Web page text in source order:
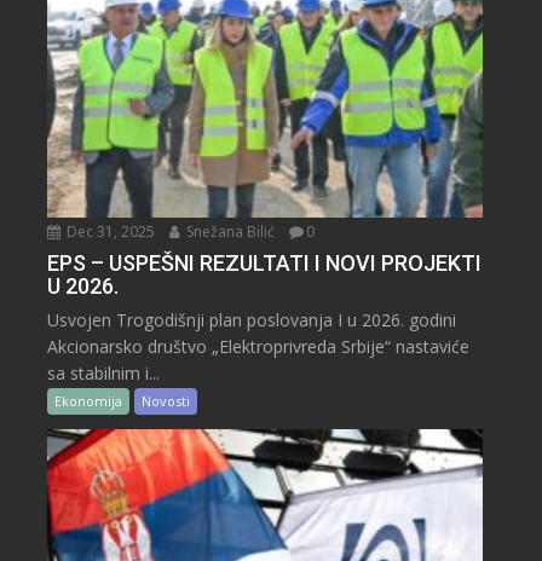
Dec 31, 2025 Snežana Bilić 0
EPS – USPEŠNI REZULTATI I NOVI PROJEKTI
U 2026.
Usvojen Trogodišnji plan poslovanja I u 2026. godini
Akcionarsko društvo „Elektroprivreda Srbije“ nastaviće
sa stabilnim i...
Ekonomija Novosti